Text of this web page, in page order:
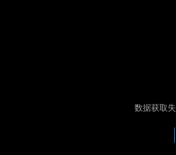
数据获取